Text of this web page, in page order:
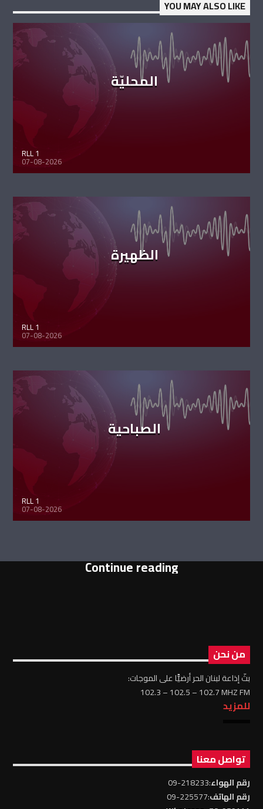
YOU MAY ALSO LIKE
المحليّة
RLL 1
07-08-2026
الظهيرة
RLL 1
07-08-2026
الصباحية
RLL 1
07-08-2026
Continue reading
من نحن
بثّ إذاعة لبنان الحر أرضيًّا على الموجات:
102.3 – 102.5 – 102.7 MHZ FM
للمزيد
تواصل معنا
رقم الهواء:218233-09
رقم الهاتف:225577-09